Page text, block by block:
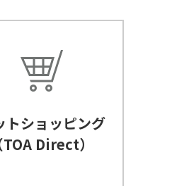
トショッピング
TOA Direct）